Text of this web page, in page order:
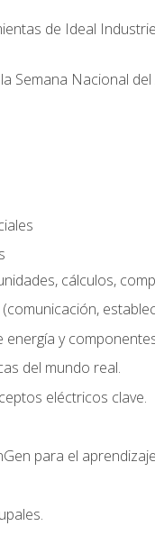
de Ideal
Semana Nacional
cálculos,
y
del mundo real.
eléctricos clave.
para el